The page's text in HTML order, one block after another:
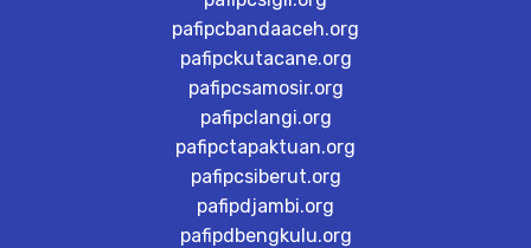
pafipcbandaaceh.org
pafipckutacane.org
pafipcsamosir.org
pafipclangi.org
pafipctapaktuan.org
pafipcsiberut.org
pafipdjambi.org
pafipdbengkulu.org